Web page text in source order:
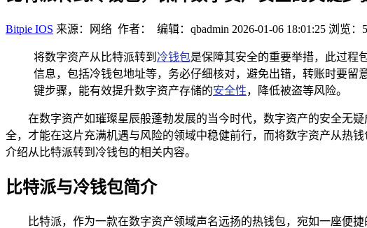
Bitpie IOS 来源：网络 作者： 编辑：qbadmin 2026-01-06 18:01:25 浏览：
将数字资产从比特派转到 冷钱包是保障其安全的重要举措，此过程
信息，包括冷钱包地址等，务必仔细核对，避免出错，转账时要
键步骤，能有效提升数字资产存储的安全性，降低被盗等风险。
在数字资产如璀璨星辰般蓬勃发展的当今时代，数字资产的安全无
全，才能在这片充满机遇与风险的领域中稳健前行，而将数字资产从热
介绍从比特派转到冷钱包的相关内容。
比特派与冷钱包简介
比特派，作为一款在数字资产领域声名远扬的热钱包，宛如一座便